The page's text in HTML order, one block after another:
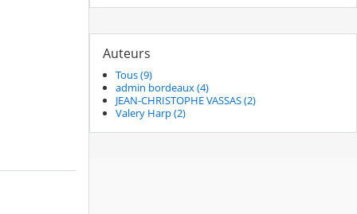
Auteurs
Tous (9)
admin bordeaux (4)
JEAN-CHRISTOPHE VASSAS (2)
Valery Harp (2)